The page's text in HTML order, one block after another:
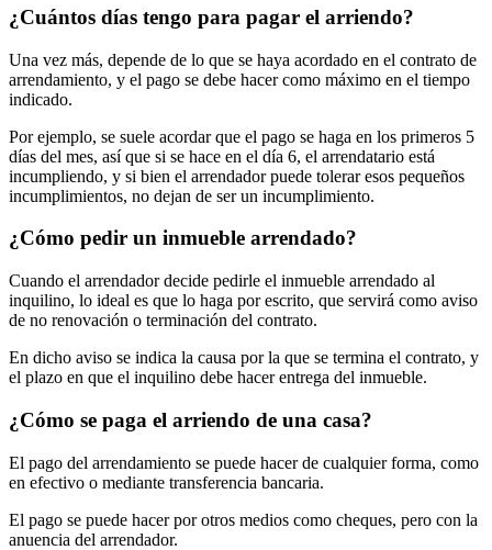
¿Cuántos días tengo para pagar el arriendo?
Una vez más, depende de lo que se haya acordado en el contrato de
arrendamiento, y el pago se debe hacer como máximo en el tiempo
indicado.
Por ejemplo, se suele acordar que el pago se haga en los primeros 5
días del mes, así que si se hace en el día 6, el arrendatario está
incumpliendo, y si bien el arrendador puede tolerar esos pequeños
incumplimientos, no dejan de ser un incumplimiento.
¿Cómo pedir un inmueble arrendado?
Cuando el arrendador decide pedirle el inmueble arrendado al
inquilino, lo ideal es que lo haga por escrito, que servirá como aviso
de no renovación o terminación del contrato.
En dicho aviso se indica la causa por la que se termina el contrato, y
el plazo en que el inquilino debe hacer entrega del inmueble.
¿Cómo se paga el arriendo de una casa?
El pago del arrendamiento se puede hacer de cualquier forma, como
en efectivo o mediante transferencia bancaria.
El pago se puede hacer por otros medios como cheques, pero con la
anuencia del arrendador.